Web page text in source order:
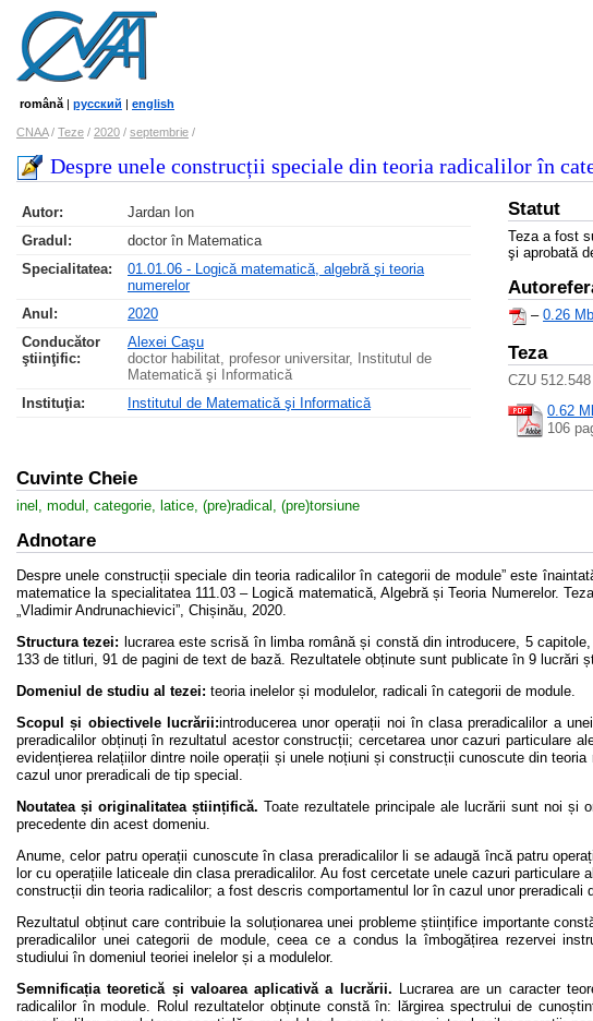
română | русский | english
CNAA/ Teze / 2020 / septembrie /
Despre unele construcții speciale din teoria radicalilor în
Autor:
Jardan Ion
Gradul:
doctor în Matematica
Specialitatea:
01.01.06 - Logică matematică, algebră şi teoria
numerelor
Anul:
2020
Conducător
ştiinţific:
Alexei Caşu
doctor habilitat, profesor universitar, Institutul de
Matematică şi Informatică
Instituţia:
Institutul de Matematică şi Informatică
Statut
Teza a fost
şi aprobată
– 0.26 Mb
Teza
CZU 512.548
0.62
106
Cuvinte Cheie
inel, modul, categorie, latice, (pre)radical, (pre)torsiune
Adnotare
Despre unele construcții speciale din teoria radicalilor în categorii de module” este
matematice la specialitatea 111.03 – Logică matematică, Algebră și Teoria Numerelor.
„Vladimir Andrunachievici”, Chișinău, 2020.
Structura tezei: lucrarea este scrisă în limba română și constă din introducere, 5
133 de titluri, 91 de pagini de text de bază. Rezultatele obținute sunt publicate în 9 lucrări
Domeniul de studiu al tezei: teoria inelelor și modulelor, radicali în categorii de module.
Scopul și obiectivele lucrării:introducerea unor operații noi în clasa preradicalilor a
preradicalilor obținuți în rezultatul acestor construcții; cercetarea unor cazuri particulare
evidențierea relațiilor dintre noile operații și unele noțiuni și construcții cunoscute din
cazul unor preradicali de tip special.
Noutatea și originalitatea științifică. Toate rezultatele principale ale lucrării sunt noi și
precedente din acest domeniu.
Anume, celor patru operații cunoscute în clasa preradicalilor li se adaugă încă patru
lor cu operațiile laticeale din clasa preradicalilor. Au fost cercetate unele cazuri
construcții din teoria radicalilor; a fost descris comportamentul lor în cazul unor preradicali
Rezultatul obținut care contribuie la soluționarea unei probleme științifice importante
preradicalilor unei categorii de module, ceea ce a condus la îmbogățirea rezervei
studiului în domeniul teoriei inelelor și a modulelor.
Semnificația teoretică și valoarea aplicativă a lucrării. Lucrarea are un caracter
radicalilor în module. Rolul rezultatelor obținute constă în: lărgirea spectrului de